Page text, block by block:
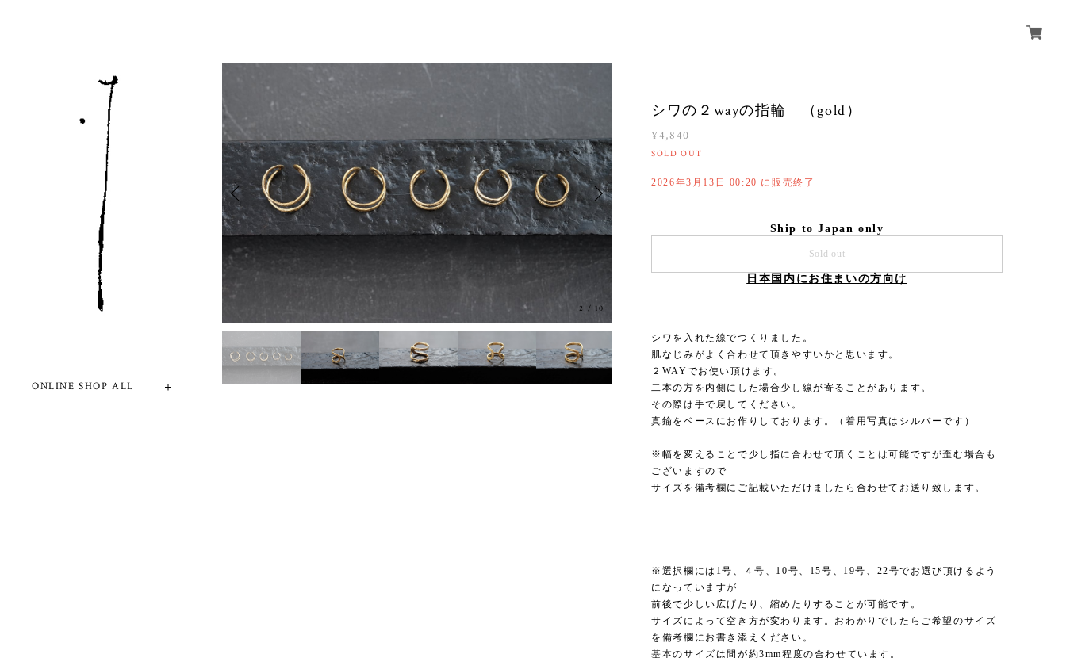
ONLINE SHOP ALL
2 / 10
シワの２wayの指輪 （gold）
¥4,840
SOLD OUT
2026年3月13日 00:20 に販売終了
Ship to Japan only
Sold out
日本国内にお住まいの方向け
シワを入れた線でつくりました。
肌なじみがよく合わせて頂きやすいかと思います。
２WAYでお使い頂けます。
二本の方を内側にした場合少し線が寄ることがあります。
その際は手で戻してください。
真鍮をベースにお作りしております。（着用写真はシルバーです）
※幅を変えることで少し指に合わせて頂くことは可能ですが歪む場合も
ございますので
サイズを備考欄にご記載いただけましたら合わせてお送り致します。
※選択欄には1号、４号、10号、15号、19号、22号でお選び頂けるよう
になっていますが
前後で少しい広げたり、縮めたりすることが可能です。
サイズによって空き方が変わります。おわかりでしたらご希望のサイズ
を備考欄にお書き添えください。
基本のサイズは間が約3mm程度の合わせています。